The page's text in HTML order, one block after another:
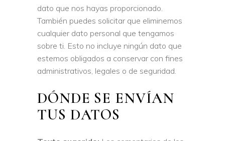
dato que nos hayas proporcionado.
También puedes solicitar que eliminemos
cualquier dato personal que tengamos
sobre ti. Esto no incluye ningún dato que
estemos obligados a conservar con fines
administrativos, legales o de seguridad.
DÓNDE SE ENVÍAN
TUS DATOS